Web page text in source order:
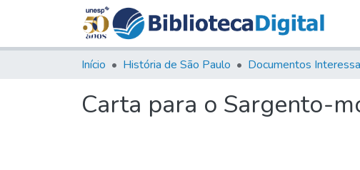
Início História de São Paulo Documentos
Carta para o Sargento-